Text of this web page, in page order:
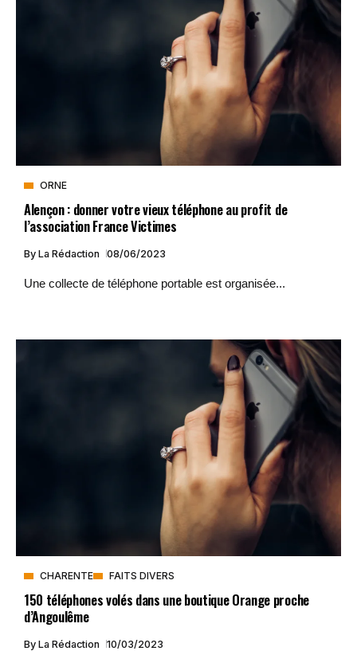
ORNE
Alençon : donner votre vieux téléphone au profit de
l’association France Victimes
By La Rédaction 08/06/2023
Une collecte de téléphone portable est organisée...
CHARENTE FAITS DIVERS
150 téléphones volés dans une boutique Orange proche
d’Angoulême
By La Rédaction 10/03/2023